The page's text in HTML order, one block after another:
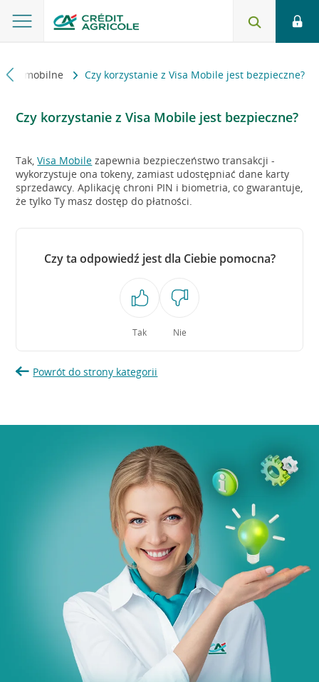
mobilne Czy korzystanie z Visa Mobile jest bezpieczne?
Czy korzystanie z Visa Mobile jest bezpieczne?
Tak,Visa Mobile zapewnia bezpieczeństwo transakcji -
wykorzystuje ona tokeny, zamiast udostępniać dane karty
sprzedawcy. Aplikację chroni PIN i biometria, co gwarantuje,
że tylko Ty masz dostęp do płatności.
Czy ta odpowiedź jest dla Ciebie pomocna?
Tak Nie
Powrót do strony kategorii